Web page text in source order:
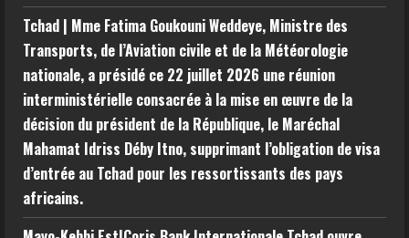
Tchad | Mme Fatima Goukouni Weddeye, Ministre des
Transports, de l’Aviation civile et de la Météorologie
nationale, a présidé ce 22 juillet 2026 une réunion
interministérielle consacrée à la mise en œuvre de la
décision du président de la République, le Maréchal
Mahamat Idriss Déby Itno, supprimant l’obligation de visa
d’entrée au Tchad pour les ressortissants des pays
africains.